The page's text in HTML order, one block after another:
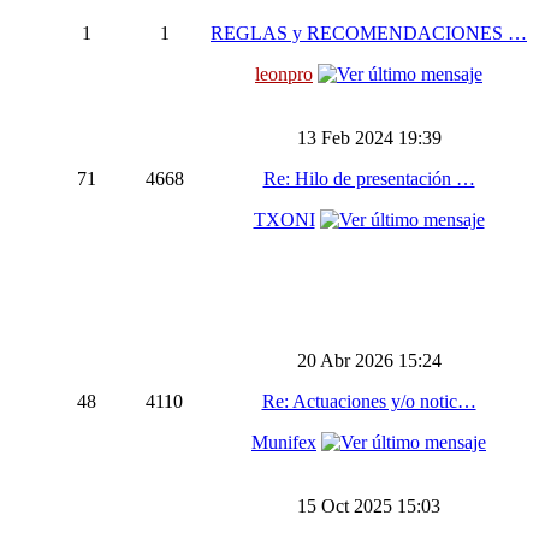
1 1
REGLAS y RECOMENDACIONES …
leonpro
71 4668
13 Feb 2024 19:39
Re: Hilo de presentación …
TXONI
48 4110
20 Abr 2026 15:24
Re: Actuaciones y/o notic…
Munifex
15 Oct 2025 15:03